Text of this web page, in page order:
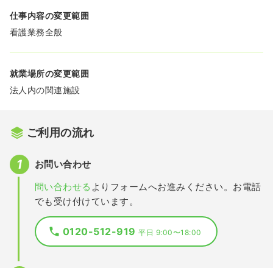
仕事内容の変更範囲
看護業務全般
就業場所の変更範囲
法人内の関連施設
ご利用の流れ
お問い合わせ
問い合わせる よりフォームへお進みください。お電話
でも受け付けています。
0120-512-919平日 9:00〜18:00